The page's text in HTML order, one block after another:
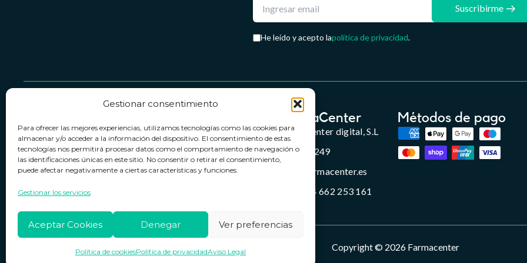
Gestionar consentimiento
Para ofrecer las mejores experiencias, utilizamos tecnologías como las cookies para
almacenar y/o acceder a la información del dispositivo. El consentimiento de estas
tecnologías nos permitirá procesar datos como el comportamiento de navegación o
las identificaciones únicas en este sitio. No consentir o retirar el consentimiento,
puede afectar negativamente a ciertas características y funciones.
Gestionar los servicios
Aceptar Cookies Denegar Ver preferencias
Política de cookiesPolítica de privacidadAviso Legal
Suscribirme
He leído y acepto lapolítica de privacidad.
Contacto
Política de devoluciones
Horario de atención
Lun. a Vie.: 09:00h - 18:00h
Términos y condiciones
Política de privacidad
Política de cookies
FarmaCenter
Farmacenter digital, S.L
B24836249
info@farmacenter.es
Telf. +34 662 253 161
Métodos de pago
Copyright © 2026 Farmacenter